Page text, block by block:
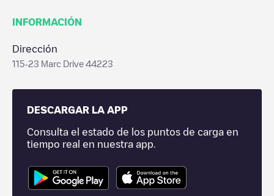
INFORMACIÓN
Dirección
115-23 Marc Drive 44223
DESCARGAR LA APP
Consulta el estado de los puntos de carga en
tiempo real en nuestra app.